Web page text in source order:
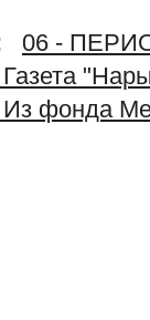
06 -
фонда